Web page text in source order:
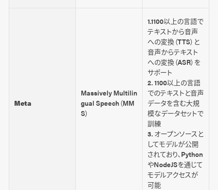
Meta
Massively Multilin
gual Speech（MM
S）
1.1100以上の言語で
テキストから音声
への変換（TTS）と
音声からテキスト
への変換（ASR）を
サポート
2. 1100以上の言語
でのテキストと音声
データを含む大規
模なデータセットで
訓練
3. オープンソースと
してモデルが公開
されており、Python
やNodeJSを通じて
モデルアクセスが
可能